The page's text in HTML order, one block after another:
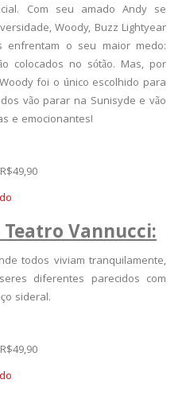
Com seu amado Andy se
Woody, Buzz Lightyear
o seu maior medo:
colocados no sótão. Mas, por
foi o único escolhido para
vão parar na Sunisyde e vão
e emocionantes!
Vannucci:
todos viviam tranquilamente,
diferentes parecidos com
sideral.